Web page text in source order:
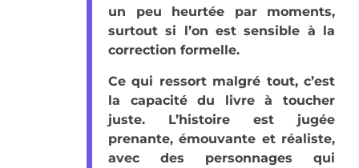
un peu heurtée par moments,
surtout si l’on est sensible à la
correction formelle.
Ce qui ressort malgré tout, c’est
la capacité du livre à toucher
juste. L’histoire est jugée
prenante, émouvante et réaliste,
avec des personnages qui